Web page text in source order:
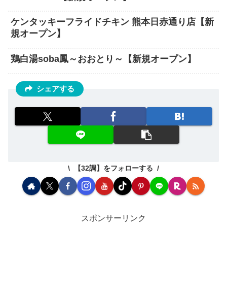
ケンタッキーフライドチキン 熊本日赤通り店【新
規オープン】
鶏白湯soba鳳～おおとり～【新規オープン】
シェアする
【32調】をフォローする
スポンサーリンク